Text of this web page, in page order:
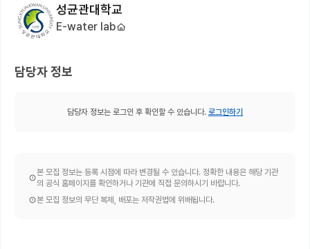
성균관대학교
E-water lab
담당자 정보
담당자 정보는 로그인 후 확인할 수 있습니다. 로그인하기
본 모집 정보는 등록 시점에 따라 변경될 수 있습니다. 정확한 내용은 해당 기관
의 공식 홈페이지를 확인하거나 기관에 직접 문의하시기 바랍니다.
본 모집 정보의 무단 복제, 배포는 저작권법에 위배됩니다.